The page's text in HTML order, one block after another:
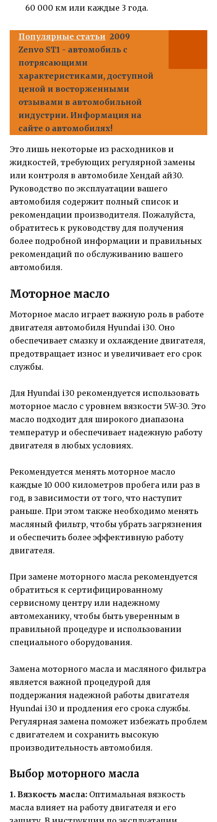
60 000 км или каждые 3 года.
Популярные статьи 2009
Zenvo ST1 - автомобиль с
потрясающими
характеристиками, доступной
ценой и восторженными
отзывами в автомобильной
индустрии. Информация на
сайте о автомобилях!
Это лишь некоторые из расходников и
жидкостей, требующих регулярной замены
или контроля в автомобиле Хендай ай30.
Руководство по эксплуатации вашего
автомобиля содержит полный список и
рекомендации производителя. Пожалуйста,
обратитесь к руководству для получения
более подробной информации и правильных
рекомендаций по обслуживанию вашего
автомобиля.
Моторное масло
Моторное масло играет важную роль в работе
двигателя автомобиля Hyundai i30. Оно
обеспечивает смазку и охлаждение двигателя,
предотвращает износ и увеличивает его срок
службы.
Для Hyundai i30 рекомендуется использовать
моторное масло с уровнем вязкости 5W-30. Это
масло подходит для широкого диапазона
температур и обеспечивает надежную работу
двигателя в любых условиях.
Рекомендуется менять моторное масло
каждые 10 000 километров пробега или раз в
год, в зависимости от того, что наступит
раньше. При этом также необходимо менять
масляный фильтр, чтобы убрать загрязнения
и обеспечить более эффективную работу
двигателя.
При замене моторного масла рекомендуется
обратиться к сертифицированному
сервисному центру или надежному
автомеханику, чтобы быть уверенным в
правильной процедуре и использовании
специального оборудования.
Замена моторного масла и масляного фильтра
является важной процедурой для
поддержания надежной работы двигателя
Hyundai i30 и продления его срока службы.
Регулярная замена поможет избежать проблем
с двигателем и сохранить высокую
производительность автомобиля.
Выбор моторного масла
1. Вязкость масла: Оптимальная вязкость
масла влияет на работу двигателя и его